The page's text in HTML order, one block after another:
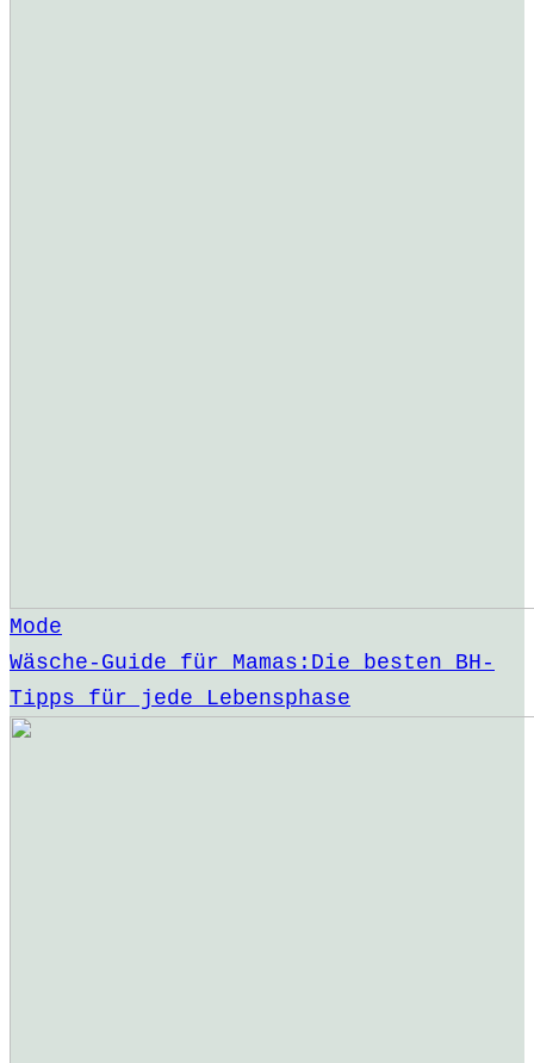
Mode
Wäsche-Guide für Mamas:Die besten BH-
Tipps für jede Lebensphase